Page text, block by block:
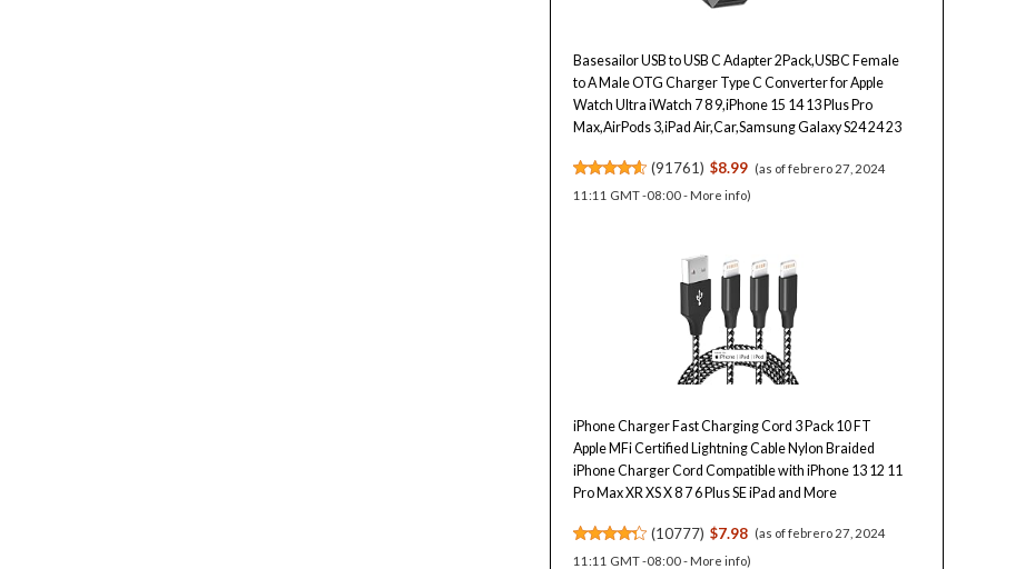
Basesailor USB to USB C Adapter 2Pack,USBC Female
to A Male OTG Charger Type C Converter for Apple
Watch Ultra iWatch 7 8 9,iPhone 15 14 13 Plus Pro
Max,AirPods 3,iPad Air,Car,Samsung Galaxy S24 24 23
(91761) $8.99 (as of febrero 27, 2024
11:11 GMT -08:00 - More info)
iPhone Charger Fast Charging Cord 3 Pack 10 FT
Apple MFi Certified Lightning Cable Nylon Braided
iPhone Charger Cord Compatible with iPhone 13 12 11
Pro Max XR XS X 8 7 6 Plus SE iPad and More
(10777) $7.98 (as of febrero 27, 2024
11:11 GMT -08:00 - More info)